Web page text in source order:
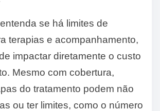
se há limites de
terapias e acompanhamento,
impactar diretamente o custo
Mesmo com cobertura,
do tratamento podem não
ou ter limites, como o número